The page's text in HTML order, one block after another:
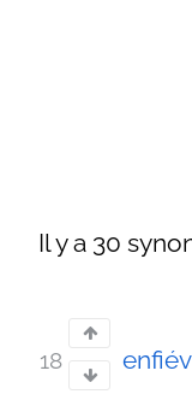
Il y a 30
18